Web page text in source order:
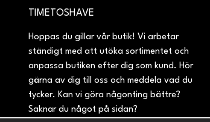
TIMETOSHAVE
Hoppas du gillar vår butik! Vi arbetar
ständigt med att utöka sortimentet och
anpassa butiken efter dig som kund. Hör
gärna av dig till oss och meddela vad du
tycker. Kan vi göra någonting bättre?
Saknar du något på sidan?